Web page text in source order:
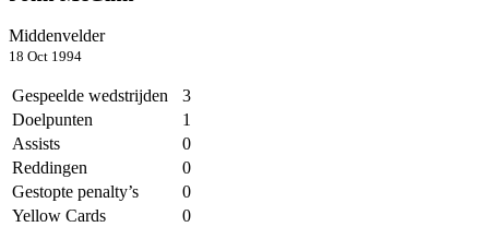
Middenvelder
18 Oct 1994
Gespeelde wedstrijden
3
Doelpunten
1
Assists
0
Reddingen
0
Gestopte penalty’s
0
Yellow Cards
0